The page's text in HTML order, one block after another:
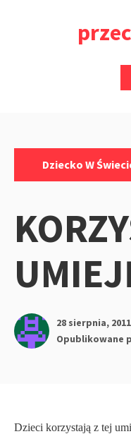
Dziecko W
28 sierpnia, 2011
Opublikowane
Dzieci korzystają z tej